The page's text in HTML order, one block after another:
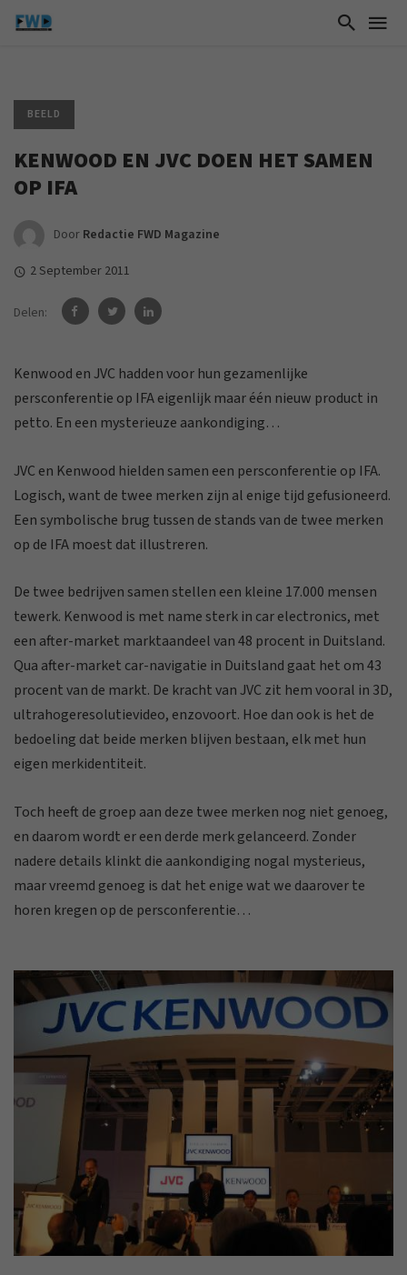
BEELD
KENWOOD EN JVC DOEN HET SAMEN
OP IFA
Door Redactie FWD Magazine
2 September 2011
Delen:
Kenwood en JVC hadden voor hun gezamenlijke
persconferentie op IFA eigenlijk maar één nieuw product in
petto. En een mysterieuze aankondiging…
JVC en Kenwood hielden samen een persconferentie op IFA.
Logisch, want de twee merken zijn al enige tijd gefusioneerd.
Een symbolische brug tussen de stands van de twee merken
op de IFA moest dat illustreren.
De twee bedrijven samen stellen een kleine 17.000 mensen
tewerk. Kenwood is met name sterk in car electronics, met
een after-market marktaandeel van 48 procent in Duitsland.
Qua after-market car-navigatie in Duitsland gaat het om 43
procent van de markt. De kracht van JVC zit hem vooral in 3D,
ultrahogeresolutievideo, enzovoort. Hoe dan ook is het de
bedoeling dat beide merken blijven bestaan, elk met hun
eigen merkidentiteit.
Toch heeft de groep aan deze twee merken nog niet genoeg,
en daarom wordt er een derde merk gelanceerd. Zonder
nadere details klinkt die aankondiging nogal mysterieus,
maar vreemd genoeg is dat het enige wat we daarover te
horen kregen op de persconferentie…